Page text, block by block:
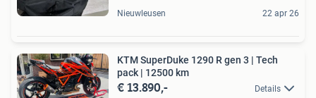
Nieuwleusen 22 apr 26
KTM SuperDuke 1290 R gen 3 | Tech
pack | 12500 km
€ 13.890,- Details